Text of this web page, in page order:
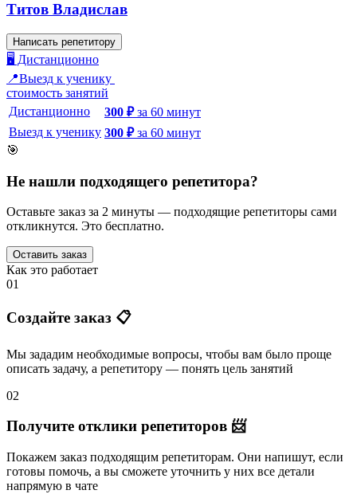
Титов Владислав
Написать репетитору
🖥️ Дистанционно
📍Выезд к ученику
стоимость занятий
Дистанционно
300 ₽ за 60 минут
Выезд к ученику 300 ₽ за 60 минут
🎯
Не нашли подходящего репетитора?
Оставьте заказ за 2 минуты — подходящие репетиторы сами
откликнутся. Это бесплатно.
Оставить заказ
Как это работает
01
Создайте заказ 📋
Мы зададим необходимые вопросы, чтобы вам было проще
описать задачу, а репетитору — понять цель занятий
02
Получите отклики репетиторов 📨
Покажем заказ подходящим репетиторам. Они напишут, если
готовы помочь, а вы сможете уточнить у них все детали
напрямую в чате